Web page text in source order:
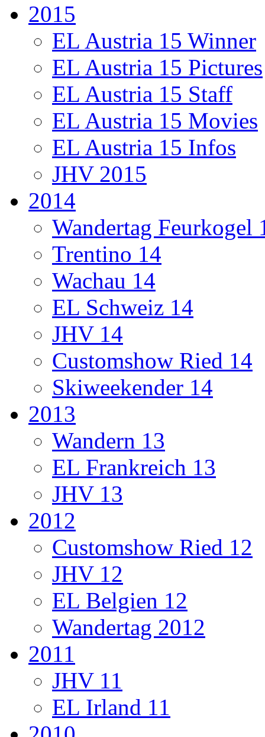
2015
EL Austria 15 Winner
EL Austria 15 Pictures
EL Austria 15 Staff
EL Austria 15 Movies
EL Austria 15 Infos
JHV 2015
2014
Wandertag Feurkogel
Trentino 14
Wachau 14
EL Schweiz 14
JHV 14
Customshow Ried 14
Skiweekender 14
2013
Wandern 13
EL Frankreich 13
JHV 13
2012
Customshow Ried 12
JHV 12
EL Belgien 12
Wandertag 2012
2011
JHV 11
EL Irland 11